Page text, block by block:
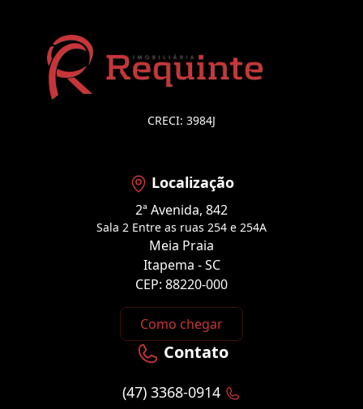
CRECI: 3984J
Localização
2ª Avenida, 842
Sala 2 Entre as ruas 254 e 254A
Meia Praia
Itapema - SC
CEP: 88220-000
Como chegar
Contato
(47) 3368-0914